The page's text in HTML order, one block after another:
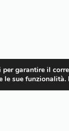
garantire il
sue